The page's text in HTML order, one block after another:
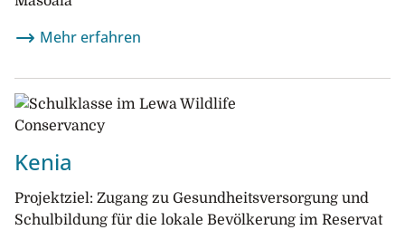
Mehr erfahren
Kenia
Projektziel: Zugang zu Gesundheitsversorgung und
Schulbildung für die lokale Bevölkerung im Reservat